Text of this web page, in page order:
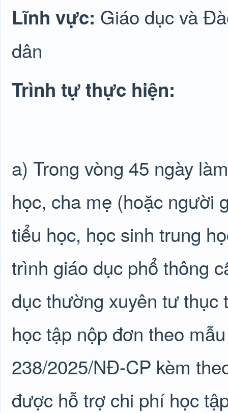
Lĩnh vực: Giáo dục và
dân
Trình tự thực hiện:
a) Trong vòng 45 ngày
học, cha mẹ (hoặc người
tiểu học, học sinh trung
trình giáo dục phổ thông
dục thường xuyên tư
học tập nộp đơn theo
238/2025/NĐ-CP kèm
được hỗ trợ chi phí học